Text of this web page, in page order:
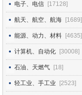
电子、电信 [17128]
航天、航空、航海 [1689]
能源、动力、材料 [4635]
计算机、自动化 [30008]
石油、天燃气 [18]
轻工业、手工业 [2523]